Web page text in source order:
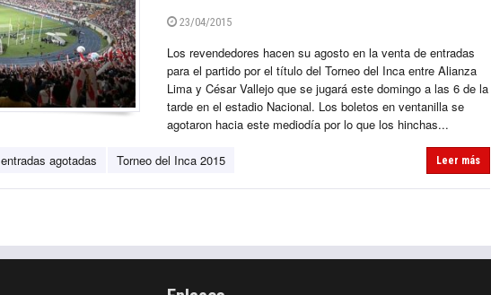
23/04/2015
Los revendedores hacen su agosto en la venta de entradas
para el partido por el título del Torneo del Inca entre Alianza
Lima y César Vallejo que se jugará este domingo a las 6 de la
tarde en el estadio Nacional. Los boletos en ventanilla se
agotaron hacia este mediodía por lo que los hinchas...
entradas agotadas Torneo del Inca 2015 Leer más